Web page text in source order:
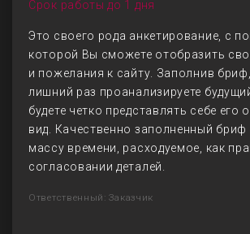
Срок работы до 1 дня
Это своего рода анкетирование, с
которой Вы сможете отобразить
и пожелания к сайту. Заполнив
лишний раз проанализируете
будете четко представлять себе его
вид. Качественно заполненный
массу времени, расходуемое, как
согласовании деталей.
Ответственный: Заказчик